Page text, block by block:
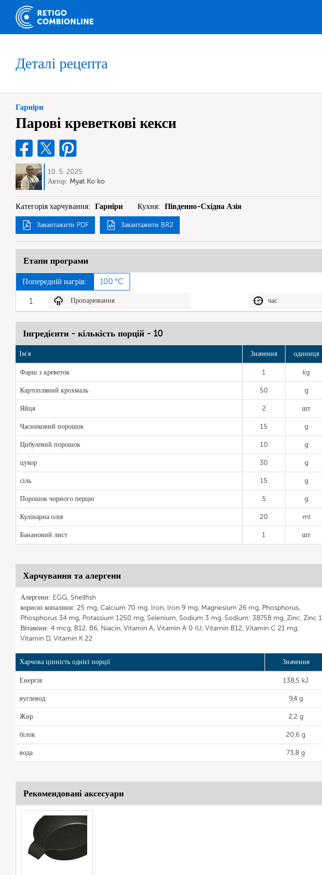
Деталі рецепта
Гарніри
Парові креветкові кекси
10. 5. 2025
Автор: Myat Ko ko
Категорія харчування: Гарніри Кухня: Південно-Східна Азія
Завантажити PDF Завантажити BR2
Етапи програми
Попередній нагрів: 100 °C
1 Пропарювання час
Інгредієнти - кількість порцій - 10
Ім'я Значення одиниця
Фарш з креветок 1 kg
Картопляний крохмаль 50 g
Яйця 2 шт
Часниковий порошок 15 g
Цибулевий порошок 10 g
цукор 30 g
сіль 15 g
Порошок чорного перцю 5 g
Кулінарна олія 20 ml
Банановий лист 1 шт
Харчування та алергени
Алергени: EGG, Shellfish
корисні копалини: 25 mg, Calcium 70 mg, Iron, Iron 9 mg, Magnesium 26 mg, Phosphorus,
Phosphorus 34 mg, Potassium 1250 mg, Selenium, Sodium 3 mg, Sodium: 38758 mg, Zinc, Zinc 1
Вітаміни: 4 mcg, B12, B6, Niacin, Vitamin A, Vitamin A 0 IU, Vitamin B12, Vitamin C 21 mg,
Vitamin D, Vitamin K 22
Харчова цінність однієї порції Значення
Енергія 138,5 kJ
вуглевод 9,4 g
Жир 2,2 g
білок 20,6 g
вода 73,8 g
Рекомендовані аксесуари